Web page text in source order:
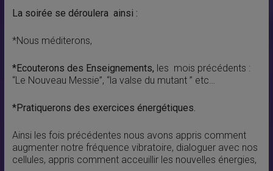
La soirée se déroulera ainsi :
*Nous méditerons,
*Ecouterons des Enseignements, les mois précédents :
“Le Nouveau Messie”, “la valse du mutant ” etc…
*Pratiquerons des exercices énergétiques.
Ainsi les fois précédentes nous avons appris comment
augmenter notre fréquence vibratoire, dialoguer avec nos
cellules, appris comment acceuillir les nouvelles énergies,